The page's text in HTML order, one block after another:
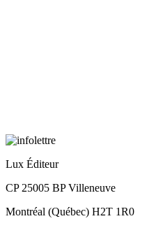
Lux Éditeur
CP 25005 BP Villeneuve
Montréal (Québec) H2T 1R0